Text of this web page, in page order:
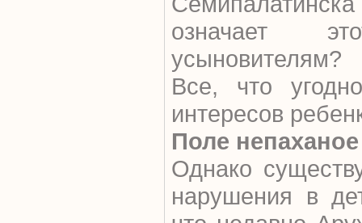
означает
Все, что
интересов
Поле непаханое
Однако
нарушения в